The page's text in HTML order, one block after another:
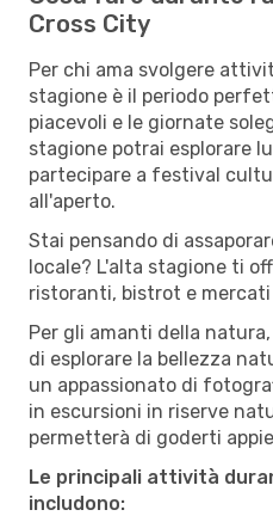
Cross City
Per chi ama svolgere
stagione è il periodo
piacevoli e le giornate
stagione potrai esplorare
partecipare a festival
all'aperto.
Stai pensando di
locale? L'alta stagione ti
ristoranti, bistrot e
Per gli amanti della
di esplorare la bellezza
un appassionato di
in escursioni in riserve
permetterà di goderti
Le principali attività
includono: